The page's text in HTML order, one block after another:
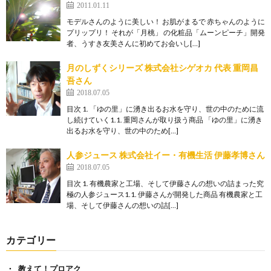
2011.01.11
モデルさんのように美しい！ お肌がまるで 赤ちゃんのように
プリップリ！ それが「月桃」 の化粧品「ムーンピーチ」開発
者、うすき友美さんに初めてお会いし[…]
月のしずくシリーズ 株式会社シゲオカ 代表 重岡昌
吾さん
2018.07.05
目次 1. 「ゆの里」に湧き出るお水を守り、世の中のために流
し続けていく1.1. 重岡さんが取り扱う商品 「ゆの里」に湧き
出るお水を守り、世の中のため[…]
人参ジュース 株式会社イー・有機生活 伊藤孝博さん
2018.07.05
目次 1. 有機農家と工場、そして伊藤さんの想いの詰まった究
極の人参ジュース1.1. 伊藤さんが開発した商品 有機農家と工
場、そして伊藤さんの想いの詰[…]
カテゴリー
教えて！プロアク